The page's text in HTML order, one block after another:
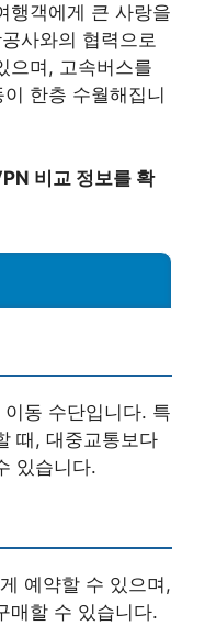
행객에게 큰 사랑을
사와의 협력으로
으며, 고속버스를
한층 수월해집니
비교 정보를 확
동 수단입니다. 특
때, 대중교통보다
있습니다.
예약할 수 있으며,
매할 수 있습니다.